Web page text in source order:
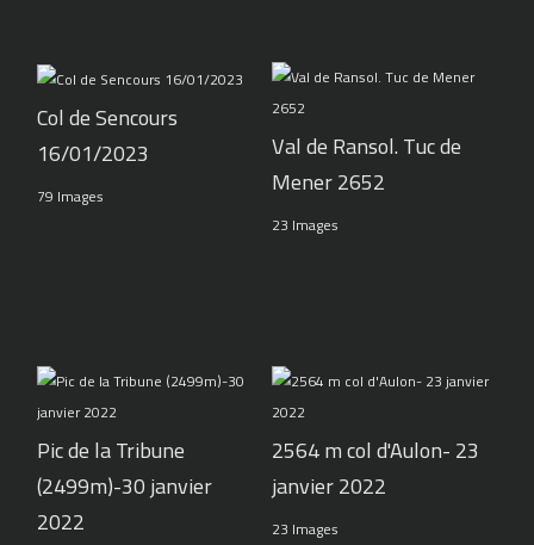
Col de Sencours
16/01/2023
79 Images
Val de Ransol. Tuc de
Mener 2652
23 Images
Pic de la Tribune
(2499m)-30 janvier
2022
2564 m col d'Aulon- 23
janvier 2022
23 Images